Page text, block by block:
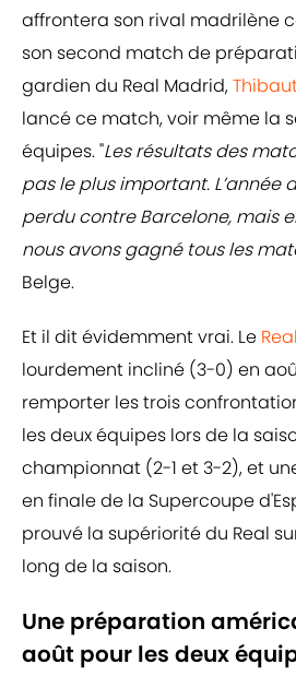
affrontera son rival madrilène
son second match de
gardien du Real Madrid,
lancé ce match, voir même la
équipes. "Les résultats des
pas le plus important. L’année
perdu contre Barcelone, mais
nous avons gagné tous les
Belge.
Et il dit évidemment vrai. Le
lourdement incliné (3-0) en
remporter les trois
les deux équipes lors de la
championnat (2-1 et 3-2), et
en finale de la Supercoupe
prouvé la supériorité du Real
long de la saison.
Une préparation
août pour les deux